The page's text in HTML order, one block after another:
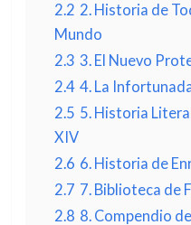
2.2 2. Historia de
Mundo
2.3 3. El Nuevo
2.4 4. La
2.5 5. Historia
XIV
2.6 6. Historia de
2.7 7. Biblioteca de
2.8 8. Compendio